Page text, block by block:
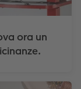
ora un